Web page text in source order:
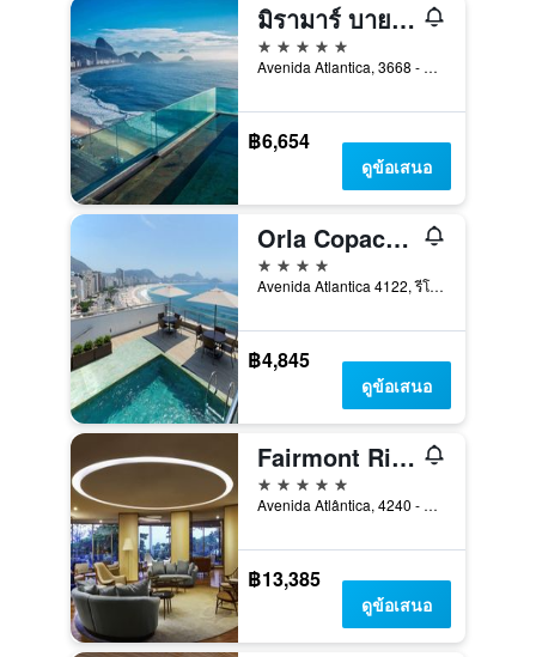
มิรามาร์ บาย วินด์เซอร์ โคปาคาบานา
5 ดาว
Avenida Atlantica, 3668 - Copacabana, รีโอเดจาเนโร, บราซิล
฿6,654
ดูข้อเสนอ
Orla Copacabana Hotel
4 ดาว
Avenida Atlantica 4122, รีโอเดจาเนโร, บราซิล
฿4,845
ดูข้อเสนอ
Fairmont Rio de Janeiro Copacabana
5 ดาว
Avenida Atlântica, 4240 - Copacabana, รีโอเดจาเนโร, บราซิล
฿13,385
ดูข้อเสนอ